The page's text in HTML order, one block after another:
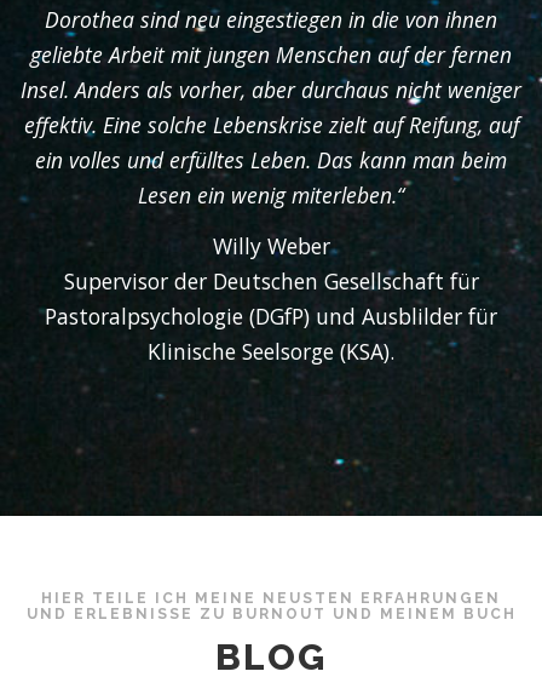
Dorothea sind neu eingestiegen in die von ihnen
geliebte Arbeit mit jungen Menschen auf der fernen
Insel. Anders als vorher, aber durchaus nicht weniger
effektiv. Eine solche Lebenskrise zielt auf Reifung, auf
ein volles und erfülltes Leben. Das kann man beim
Lesen ein wenig miterleben.“
Willy Weber
Supervisor der Deutschen Gesellschaft für
Pastoralpsychologie (DGfP) und Ausblilder für
Klinische Seelsorge (KSA).
HIER TEILE ICH MEINE NEUSTEN ERFAHRUNGEN
UND ERLEBNISSE ZU BURNOUT UND MEINEM BUCH
BLOG